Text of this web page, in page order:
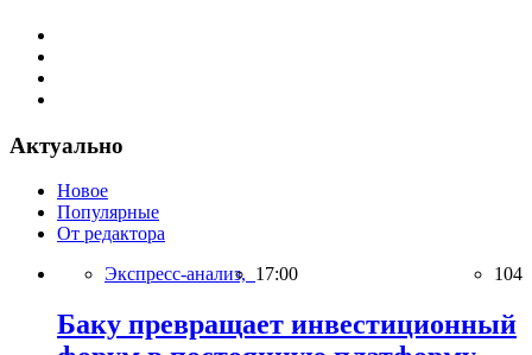
Актуально
Новое
Популярные
От редактора
Экспресс-анализ, 17:00 104
Баку превращает инвестиционный